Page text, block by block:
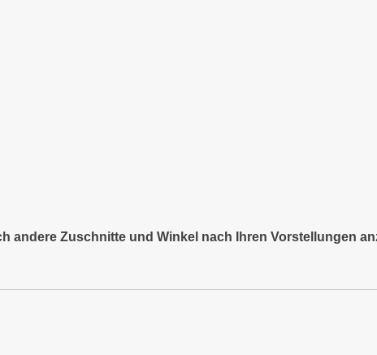
andere Zuschnitte und Winkel nach Ihren Vorstellungen